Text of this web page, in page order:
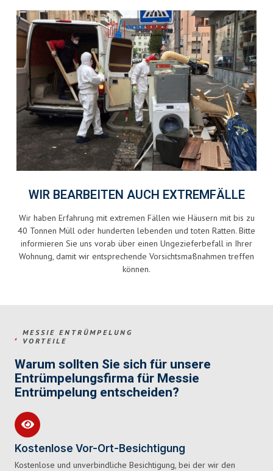
WIR BEARBEITEN AUCH EXTREMFÄLLE
Wir haben Erfahrung mit extremen Fällen wie Häusern mit bis zu
40 Tonnen Müll oder hunderten lebenden und toten Ratten. Bitte
informieren Sie uns vorab über einen Ungezieferbefall in Ihrer
Wohnung, damit wir entsprechende Vorsichtsmaßnahmen treffen
können.
MESSIE ENTRÜMPELUNG
VORTEILE
Warum sollten Sie sich für unsere
Entrümpelungsfirma für Messie
Entrümpelung entscheiden?
Kostenlose Vor-Ort-Besichtigung
Kostenlose und unverbindliche Besichtigung, bei der wir den